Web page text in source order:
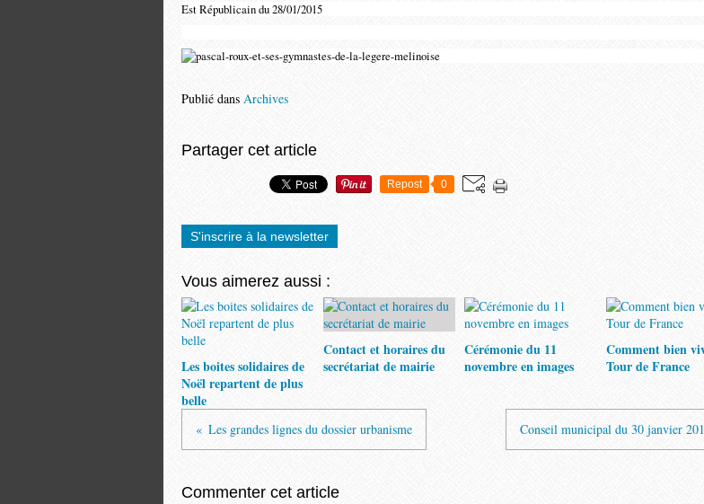
Est Républicain du 28/01/2015
Publié dans Archives
Partager cet article
Repost 0
S'inscrire à la newsletter
Vous aimerez aussi :
Les boites solidaires de
Noël repartent de plus
belle
Contact et horaires du
secrétariat de mairie
Cérémonie du 11
novembre en images
Comment bien
Tour de France
Les grandes lignes du dossier urbanisme Conseil municipal du 30 janvier
Commenter cet article